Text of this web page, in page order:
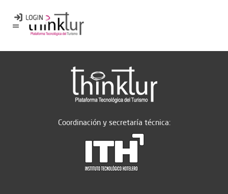
Coordinación y secretaría técnica: